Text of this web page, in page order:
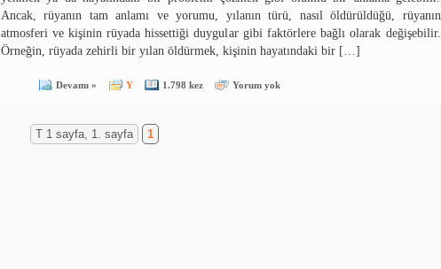
Ancak, rüyanın tam anlamı ve yorumu, yılanın türü, nasıl öldürüldüğü, rüyanın
atmosferi ve kişinin rüyada hissettiği duygular gibi faktörlere bağlı olarak değişebilir.
Örneğin, rüyada zehirli bir yılan öldürmek, kişinin hayatındaki bir […]
Devamı » Y 1.798 kez Yorum yok
T 1 sayfa, 1. sayfa 1